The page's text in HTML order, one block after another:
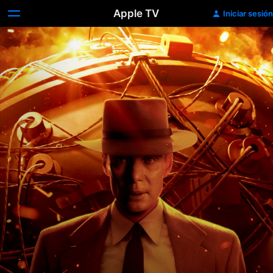
Apple TV Iniciar sesión